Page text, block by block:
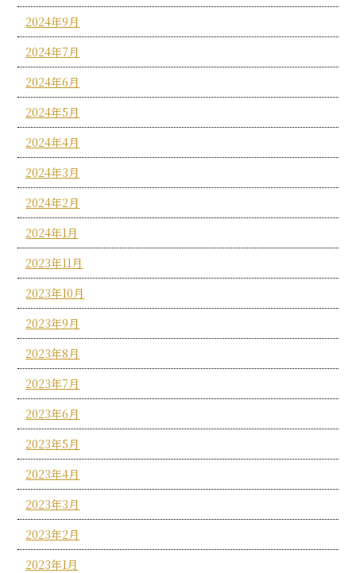
2024年9月
2024年7月
2024年6月
2024年5月
2024年4月
2024年3月
2024年2月
2024年1月
2023年11月
2023年10月
2023年9月
2023年8月
2023年7月
2023年6月
2023年5月
2023年4月
2023年3月
2023年2月
2023年1月